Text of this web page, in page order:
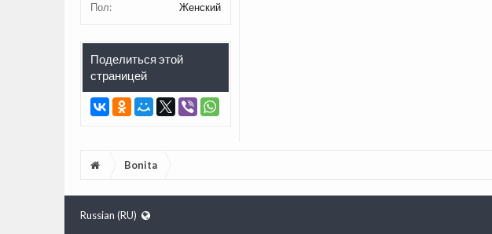
Пол: Женский
Поделиться этой
страницей
Bonita
Russian (RU)